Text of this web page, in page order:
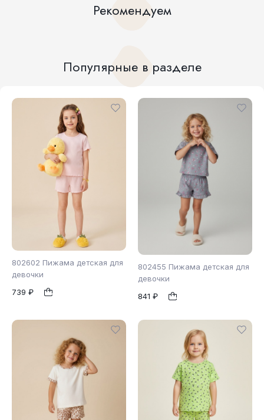
Рекомендуем
Популярные в разделе
802602 Пижама детская для
девочки
739 ₽
104 110
802455 Пижама детская для
девочки
841 ₽
98 104
116 122 128